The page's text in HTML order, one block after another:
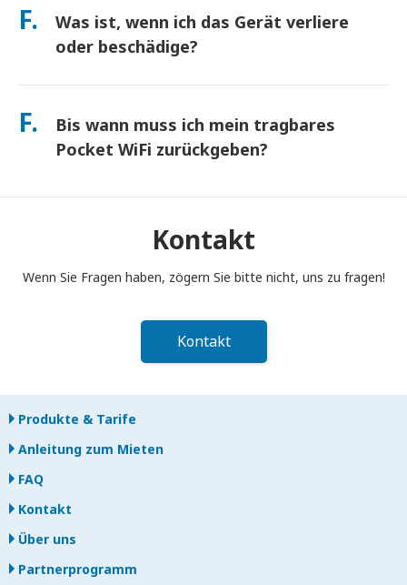
kostenlose Powerbank für den ganztägigen Gebrauch bei.
F.
Was ist, wenn ich das Gerät verliere
oder beschädige?
Sie können beim Checkout eine Versicherung hinzufügen, um
Ersatzgebühr an. Wenn etwas passiert, kontaktieren Sie uns
sofort – wir helfen Ihnen, verbunden zu bleiben.
F.
Bis wann muss ich mein tragbares
Pocket WiFi zurückgeben?
Postkasten einwerfen. Bei verspäteter Rückgabe werden
Ihnen Gebühren berechnet.Kontakt
Wenn Sie Fragen haben, zögern Sie bitte nicht, uns zu fragen!
Kontakt
Produkte & Tarife
Anleitung zum Mieten
FAQ
Kontakt
Über uns
Partnerprogramm